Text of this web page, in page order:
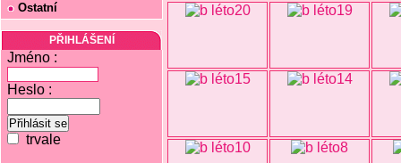
Ostatní
PŘIHLÁŠENÍ
Jméno :
Heslo :
trvale